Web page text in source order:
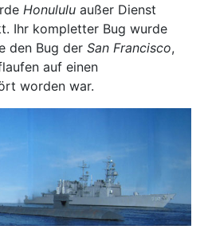
Honululu außer Dienst
Ihr kompletter Bug wurde
den Bug der San Francisco,
auf einen
worden war.